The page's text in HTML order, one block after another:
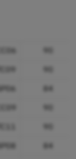
CC06
SP06 84
SP08 84